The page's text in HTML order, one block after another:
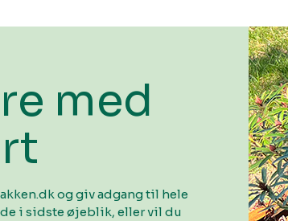
med
og giv adgang til hele
i sidste øjeblik, eller vil du